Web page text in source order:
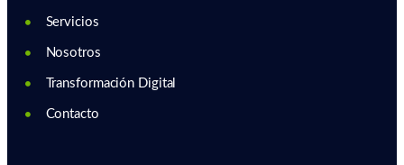
Servicios
Nosotros
Transformación Digital
Contacto